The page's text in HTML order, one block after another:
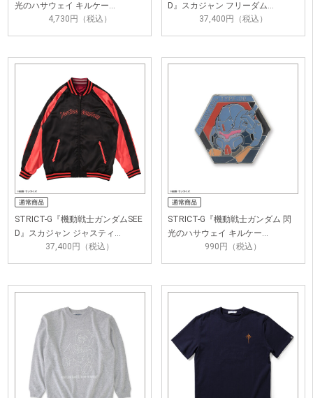
光のハサウェイ キルケー…
4,730円（税込）
D』スカジャン フリーダム…
37,400円（税込）
STRICT-G『機動戦士ガンダムSEE
D』スカジャン ジャスティ…
37,400円（税込）
STRICT-G『機動戦士ガンダム 閃
光のハサウェイ キルケー…
990円（税込）